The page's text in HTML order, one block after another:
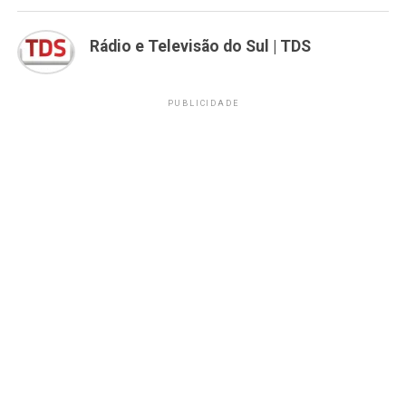
Rádio e Televisão do Sul | TDS
PUBLICIDADE